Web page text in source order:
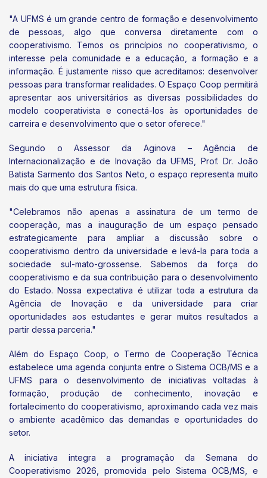
"A UFMS é um grande centro de formação e desenvolvimento
de pessoas, algo que conversa diretamente com o
cooperativismo. Temos os princípios no cooperativismo, o
interesse pela comunidade e a educação, a formação e a
informação. É justamente nisso que acreditamos: desenvolver
pessoas para transformar realidades. O Espaço Coop permitirá
apresentar aos universitários as diversas possibilidades do
modelo cooperativista e conectá-los às oportunidades de
carreira e desenvolvimento que o setor oferece."
Segundo o Assessor da Aginova – Agência de
Internacionalização e de Inovação da UFMS, Prof. Dr. João
Batista Sarmento dos Santos Neto, o espaço representa muito
mais do que uma estrutura física.
"Celebramos não apenas a assinatura de um termo de
cooperação, mas a inauguração de um espaço pensado
estrategicamente para ampliar a discussão sobre o
cooperativismo dentro da universidade e levá-la para toda a
sociedade sul-mato-grossense. Sabemos da força do
cooperativismo e da sua contribuição para o desenvolvimento
do Estado. Nossa expectativa é utilizar toda a estrutura da
Agência de Inovação e da universidade para criar
oportunidades aos estudantes e gerar muitos resultados a
partir dessa parceria."
Além do Espaço Coop, o Termo de Cooperação Técnica
estabelece uma agenda conjunta entre o Sistema OCB/MS e a
UFMS para o desenvolvimento de iniciativas voltadas à
formação, produção de conhecimento, inovação e
fortalecimento do cooperativismo, aproximando cada vez mais
o ambiente acadêmico das demandas e oportunidades do
setor.
A iniciativa integra a programação da Semana do
Cooperativismo 2026, promovida pelo Sistema OCB/MS, e